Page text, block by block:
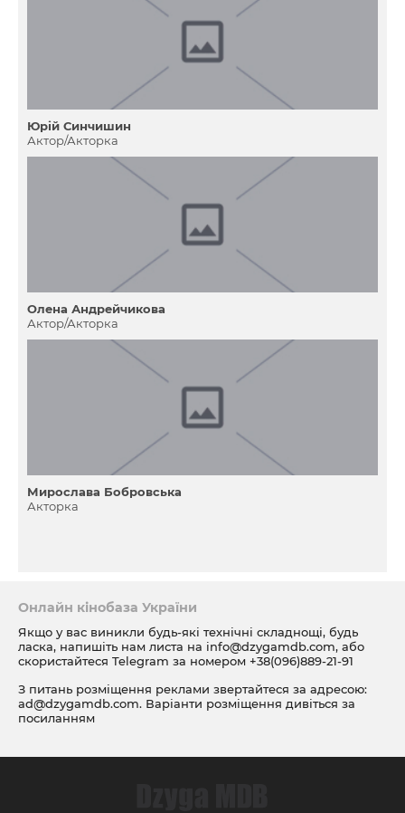
Юрій Синчишин
Актор/Акторка
Олена Андрейчикова
Актор/Акторка
Мирослава Бобровська
Акторка
Онлайн кінобаза України
Якщо у вас виникли будь-які технічні складнощі, будь
ласка, напишіть нам листа на info@dzygamdb.com, або
скористайтеся Telegram за номером +38(096)889-21-91
З питань розміщення реклами звертайтеся за адресою:
ad@dzygamdb.com. Варіанти розміщення дивіться за
посиланням